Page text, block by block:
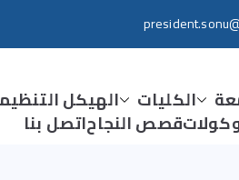
الكليات الهيكل
قصص النجاحاتصل بنا